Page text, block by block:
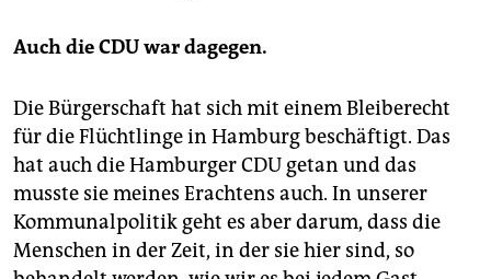
Auch die CDU war dagegen.
Die Bürgerschaft hat sich mit einem Bleiberecht
für die Flüchtlinge in Hamburg beschäftigt. Das
hat auch die Hamburger CDU getan und das
musste sie meines Erachtens auch. In unserer
Kommunalpolitik geht es aber darum, dass die
Menschen in der Zeit, in der sie hier sind, so